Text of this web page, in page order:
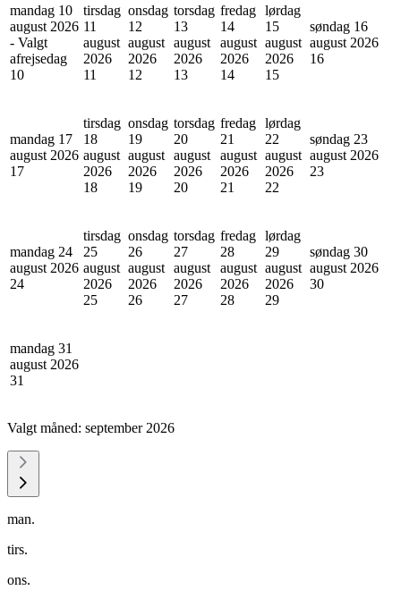
mandag 10
august 2026
- Valgt
afrejsedag
10
tirsdag
11
august
2026
11
onsdag
12
august
2026
12
torsdag
13
august
2026
13
fredag
14
august
2026
14
lørdag
15
august
2026
15
søndag 16
august 2026
16
mandag 17
august 2026
17
tirsdag
18
august
2026
18
onsdag
19
august
2026
19
torsdag
20
august
2026
20
fredag
21
august
2026
21
lørdag
22
august
2026
22
søndag 23
august 2026
23
mandag 24
august 2026
24
tirsdag
25
august
2026
25
onsdag
26
august
2026
26
torsdag
27
august
2026
27
fredag
28
august
2026
28
lørdag
29
august
2026
29
søndag 30
august 2026
30
mandag 31
august 2026
31
Valgt måned: september 2026
man.
tirs.
ons.